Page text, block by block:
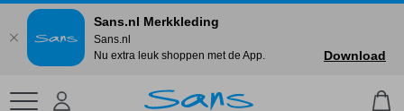
Sans.nl Merkkleding
Sans.nl
Nu extra leuk shoppen met de App.
Download